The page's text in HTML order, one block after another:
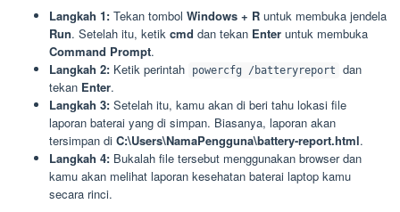
Langkah 1: Tekan tombol Windows + R untuk membuka jendela
Run. Setelah itu, ketik cmd dan tekan Enter untuk membuka
Command Prompt.
Langkah 2: Ketik perintah powercfg /batteryreport
dan
tekan Enter.
Langkah 3: Setelah itu, kamu akan di beri tahu lokasi file
laporan baterai yang di simpan. Biasanya, laporan akan
tersimpan di C:\Users\NamaPengguna\battery-report.html.
Langkah 4: Bukalah file tersebut menggunakan browser dan
kamu akan melihat laporan kesehatan baterai laptop kamu
secara rinci.